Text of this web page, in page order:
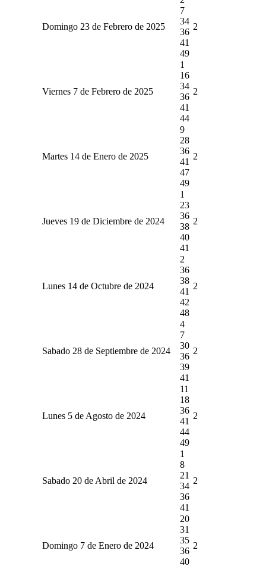
Domingo 23 de Febrero de 2025
7
34
36
41
49
2
Viernes 7 de Febrero de 2025
1
16
34
36
41
44
2
Martes 14 de Enero de 2025
9
28
36
41
47
49
2
Jueves 19 de Diciembre de 2024
1
23
36
38
40
41
2
Lunes 14 de Octubre de 2024
2
36
38
41
42
48
2
Sabado 28 de Septiembre de 2024
4
7
30
36
39
41
2
Lunes 5 de Agosto de 2024
11
18
36
41
44
49
2
Sabado 20 de Abril de 2024
1
8
21
34
36
41
2
Domingo 7 de Enero de 2024
20
31
35
36
40
2